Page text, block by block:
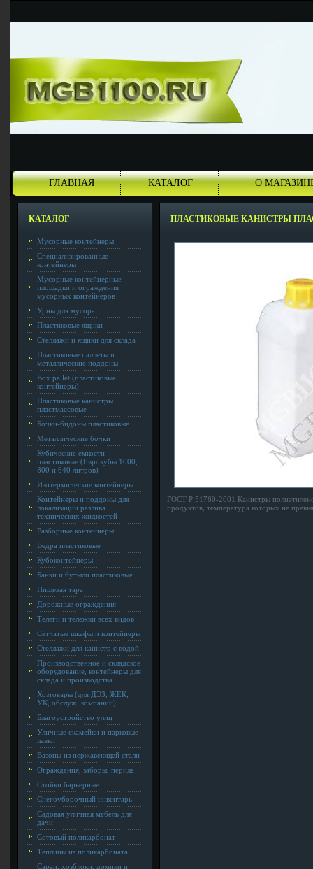
ГЛАВНАЯ КАТАЛОГ О
КАТАЛОГ
Мусорные контейнеры
Специализированные
контейнеры
Мусорные контейнерные
площадки и ограждения
мусорных контейнеров
Урны для мусора
Пластиковые ящики
Стеллажи и ящики для склада
Пластиковые паллеты и
металлические поддоны
Box pallet (пластиковые
контейнеры)
Пластиковые канистры
пластмассовые
Бочки-бидоны пластиковые
Металлические бочки
Кубические емкости
пластиковые (Еврокубы 1000,
800 и 640 литров)
Изотермические контейнеры
Контейнеры и поддоны для
локализации разлива
технических жидкостей
Разборные контейнеры
Ведра пластиковые
Кубоконтейнеры
Банки и бутыли пластиковые
Пищевая тара
Дорожные ограждения
Телеги и тележки всех видов
Сетчатые шкафы и контейнеры
Стеллажи для канистр с водой
Производственное и складское
оборудование, контейнеры для
склада и производства
Хозтовары (для ДЭЗ, ЖЕК,
УК, обслуж. компаний)
Благоустройство улиц
Уличные скамейки и парковые
лавки
Вазоны из нержавеющей стали
Ограждения, заборы, перила
Стойки барьерные
Снегоуборочный инвентарь
Садовая уличная мебель для
дачи
Сотовый поликарбонат
Теплицы из поликарбоната
Сараи, хозблоки, домики и
ПЛАСТИКОВЫЕ КАНИСТРЫ
ГОСТ Р 51760-2001 Канистры
продуктов, температура которых не